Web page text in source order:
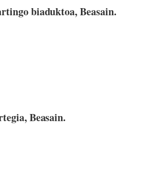
biaduktoa, Beasain.
Beasain.